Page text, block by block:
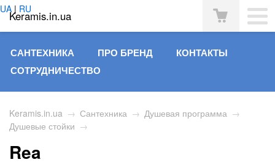
Keramis.in.ua
UA | RU
САНТЕХНИКА ПРО БРЕНД
КОНТАКТЫ
СОТРУДНИЧЕСТВО
Keramis.in.ua → Сантехника → Душевая программа →
Душевые стойки →
Rea